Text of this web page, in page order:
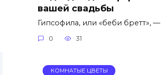
вашей свадьбы
Гипсофила, или «беби бретт», —
0 31
КОМНАТЫЕ ЦВЕТЫ